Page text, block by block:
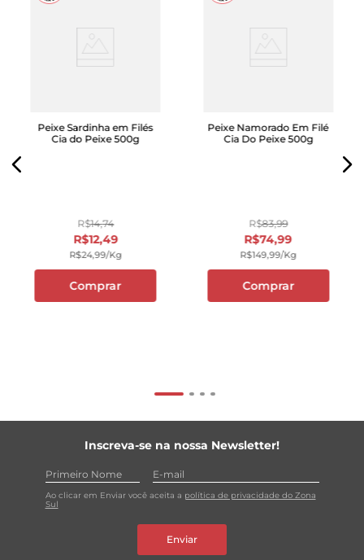
Peixe Sardinha em Filés
Cia do Peixe 500g
R$14,74
R$12,49
R$24,99/kg
Comprar
Peixe Namorado Em Filé
Cia Do Peixe 500g
R$83,99
R$74,99
R$149,99/kg
Comprar
Inscreva-se na nossa Newsletter!
Ao clicar em Enviar você aceita a política de privacidade do Zona
Sul
Enviar